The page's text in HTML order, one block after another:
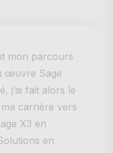
mon parcours
œuvre Sage
j’ai fait alors le
carrière vers
X3 en
en